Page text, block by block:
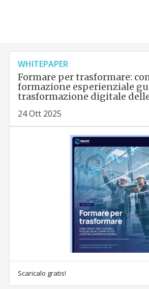
WHITEPAPER
Formare per trasformare:
formazione esperienziale
trasformazione digitale
24 Ott 2025
Scaricalo gratis!